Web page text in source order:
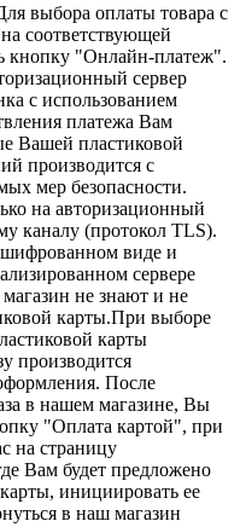
выбора оплаты товара с
соответствующей
кнопку "Онлайн-платеж".
сервер
с использованием
платежа Вам
Вашей пластиковой
производится с
мер безопасности.
на авторизационный
каналу (протокол TLS).
виде и
сервере
не знают и не
карты.При выборе
карты
производится
После
в нашем магазине, Вы
"Оплата картой", при
на страницу
Вам будет предложено
инициировать ее
в наш магазин